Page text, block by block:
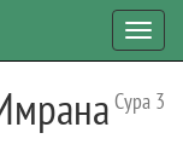
Сура 3